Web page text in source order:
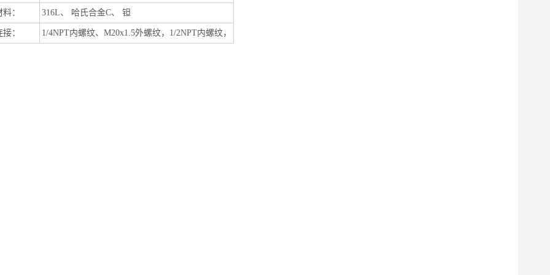
： 316L、 哈氏合金C、 钽
： 1/4NPT内螺纹、 M20x1.5外螺纹， 1/2NPT内螺纹，